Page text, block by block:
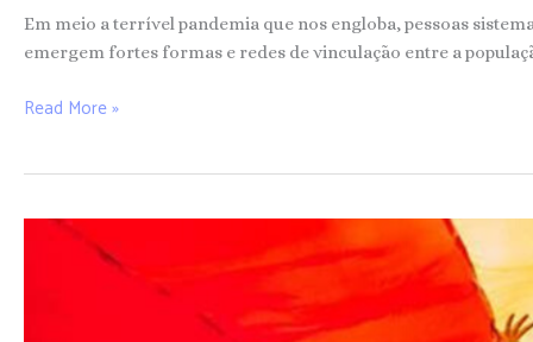
Em meio a terrível pandemia que nos engloba, pessoas
emergem fortes formas e redes de vinculação entre a
Read More »
solidariedade